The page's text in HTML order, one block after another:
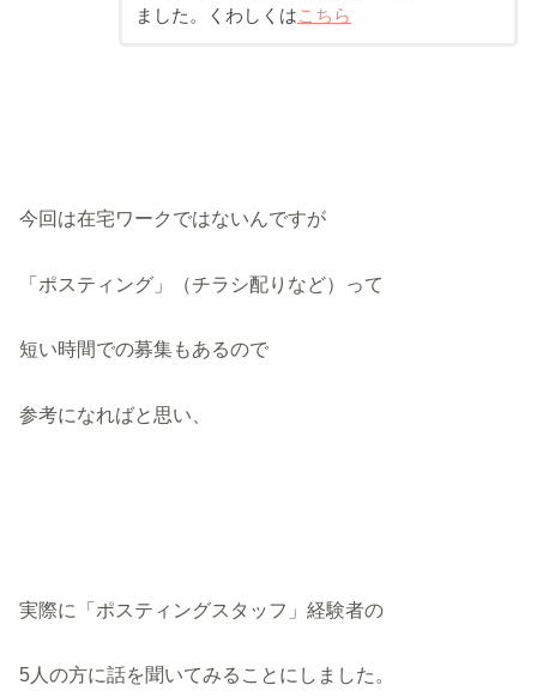
ました。くわしくはこちら
今回は在宅ワークではないんですが
「ポスティング」（チラシ配りなど）って
短い時間での募集もあるので
参考になればと思い、
実際に「ポスティングスタッフ」経験者の
5人の方に話を聞いてみることにしました。